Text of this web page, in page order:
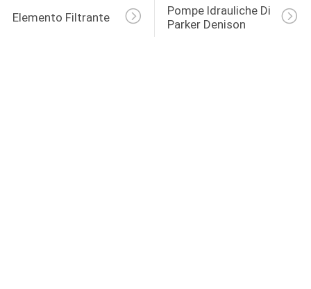
Elemento Filtrante
Pompe Idrauliche Di
Parker Denison